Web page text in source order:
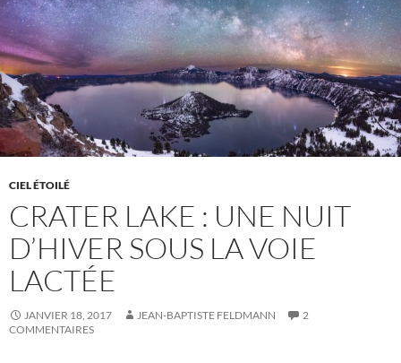
CIEL ÉTOILÉ
CRATER LAKE : UNE NUIT
D’HIVER SOUS LA VOIE
LACTÉE
JANVIER 18, 2017 JEAN-BAPTISTE FELDMANN
2
COMMENTAIRES